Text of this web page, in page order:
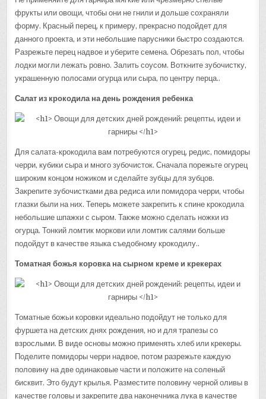
фрукты или овощи, чтобы они не гнили и дольше сохраняли
форму. Красный перец, к примеру, прекрасно подойдет для
данного проекта, и эти небольшие парусники быстро создаются.
Разрежьте перец надвое и уберите семена. Обрезать пол, чтобы
лодки могли лежать ровно. Залить соусом. Воткните зубочистку,
украшенную полосами огурца или сыра, по центру перца..
Салат из крокодила на день рождения ребенка
Для салата-крокодила вам потребуются огурец, редис, помидоры
черри, кубики сыра и много зубочисток. Сначала порежьте огурец
широким концом ножиком и сделайте зубцы для зубцов.
Закрепите зубочистками два редиса или помидора черри, чтобы
глазки были на них. Теперь можете закрепить к спине крокодила
небольшие шпажки с сыром. Также можно сделать ножки из
огурца. Тонкий ломтик моркови или ломтик салями больше
подойдут в качестве языка съедобному крокодилу..
Томатная божья коровка на сырном креме и крекерах
Томатные божьи коровки идеально подойдут не только для
фуршета на детских днях рождения, но и для трапезы со
взрослыми. В виде основы можно применять хлеб или крекеры.
Поделите помидоры черри надвое, потом разрежьте каждую
половину на две одинаковые части и положите на соленый
бисквит. Это будут крылья. Разместите половину черной оливы в
качестве головы и закрепите два наконечника лука в качестве